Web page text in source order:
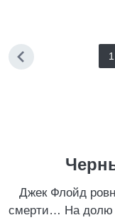
1
Джек Флойд
смерти… На долю